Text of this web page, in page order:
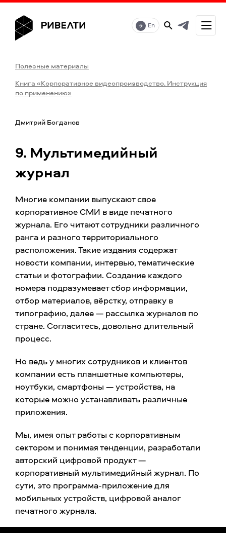
En
Полезные материалы
Книга «Корпоративное видеопроизводство. Инструкция
по применению»
Дмитрий Богданов
9. Мультимедийный
журнал
Многие компании выпускают свое
корпоративное СМИ в виде печатного
журнала. Его читают сотрудники различного
ранга и разного территориального
расположения. Такие издания содержат
новости компании, интервью, тематические
статьи и фотографии. Создание каждого
номера подразумевает сбор информации,
отбор материалов, вёрстку, отправку в
типографию, далее — рассылка журналов по
стране. Согласитесь, довольно длительный
процесс.
Но ведь у многих сотрудников и клиентов
компании есть планшетные компьютеры,
ноутбуки, смартфоны — устройства, на
которые можно устанавливать различные
приложения.
Мы, имея опыт работы с корпоративным
сектором и понимая тенденции, разработали
авторский цифровой продукт —
корпоративный мультимедийный журнал. По
сути, это программа-приложение для
мобильных устройств, цифровой аналог
печатного журнала.